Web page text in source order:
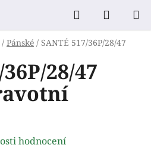
Hledat
KOŠÍK
/ Pánské / SANTÉ 517/36P/28/47
28/47
hodnocení